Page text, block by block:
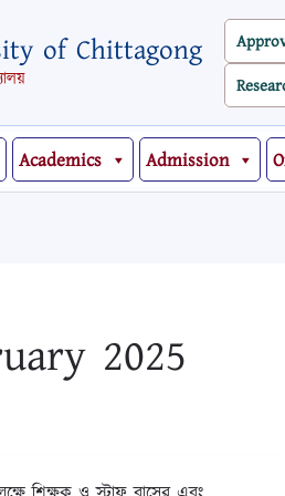
of Chittagong
Academics Admission
2025